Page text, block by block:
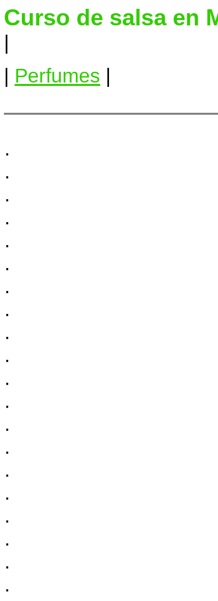
Curso de salsa en
|
Perfumes
·
·
·
·
·
·
·
·
·
·
·
·
·
·
·
·
·
·
·
·